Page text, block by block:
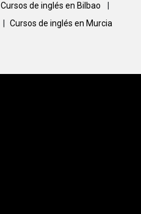
Cursos de inglés en Bilbao
Cursos de inglés en Murcia